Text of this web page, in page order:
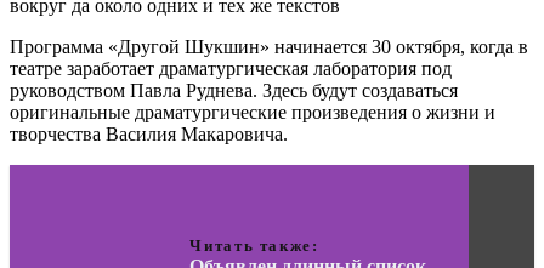
вокруг да около одних и тех же текстов
Программа «Другой Шукшин» начинается 30 октября, когда в
театре заработает драматургическая лаборатория под
руководством Павла Руднева. Здесь будут создаваться
оригинальные драматургические произведения о жизни и
творчества Василия Макаровича.
Читать также: